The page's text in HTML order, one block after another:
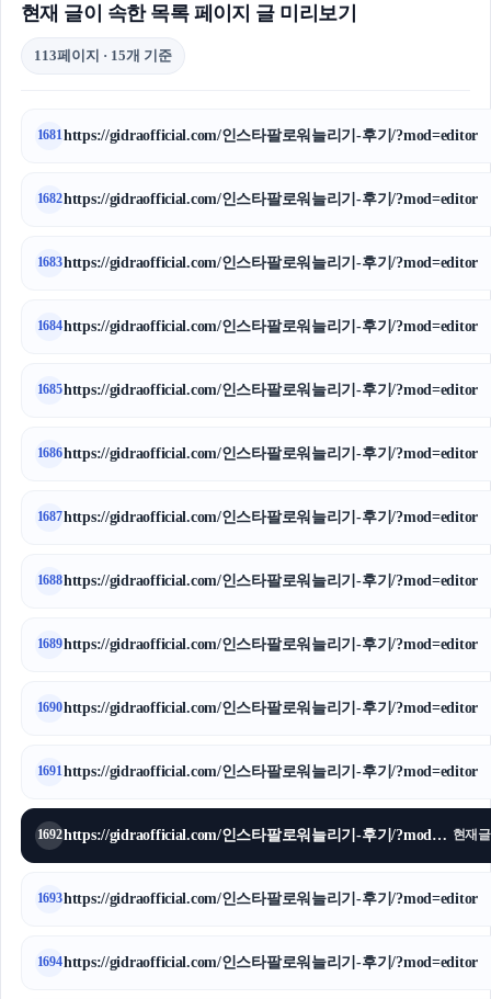
현재 글이 속한 목록 페이지 글 미리보기
113페이지 · 15개 기준
1681https://gidraofficial.com/인스타팔로워늘리기-후기/?mod=editor
1682https://gidraofficial.com/인스타팔로워늘리기-후기/?mod=editor
1683https://gidraofficial.com/인스타팔로워늘리기-후기/?mod=editor
1684https://gidraofficial.com/인스타팔로워늘리기-후기/?mod=editor
1685https://gidraofficial.com/인스타팔로워늘리기-후기/?mod=editor
1686https://gidraofficial.com/인스타팔로워늘리기-후기/?mod=editor
1687https://gidraofficial.com/인스타팔로워늘리기-후기/?mod=editor
1688https://gidraofficial.com/인스타팔로워늘리기-후기/?mod=editor
1689https://gidraofficial.com/인스타팔로워늘리기-후기/?mod=editor
1690https://gidraofficial.com/인스타팔로워늘리기-후기/?mod=editor
1691https://gidraofficial.com/인스타팔로워늘리기-후기/?mod=editor
1692 https://gidraofficial.com/인스타팔로워늘리기-후기/?mod=editor 현재글
1693https://gidraofficial.com/인스타팔로워늘리기-후기/?mod=editor
1694https://gidraofficial.com/인스타팔로워늘리기-후기/?mod=editor